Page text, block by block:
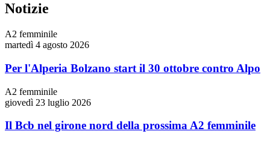
Notizie
A2 femminile
martedì 4 agosto 2026
Per l'Alperia Bolzano start il 30 ottobre contro Alpo
A2 femminile
giovedì 23 luglio 2026
Il Bcb nel girone nord della prossima A2 femminile